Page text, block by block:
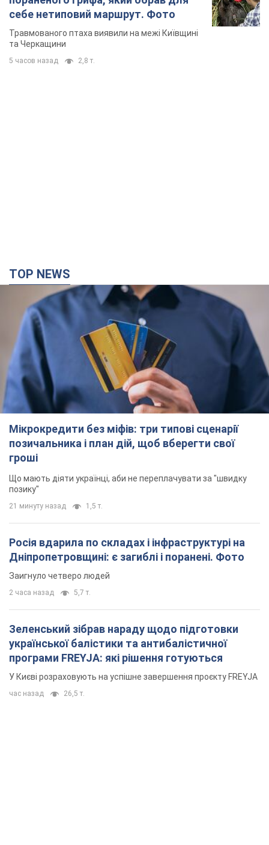
себе нетиповий маршрут. Фото
Травмованого птаха виявили на межі Київщині
та Черкащини
5 часов назад 2,8 т.
TOP NEWS
Мікрокредити без міфів: три типові сценарії
позичальника і план дій, щоб вберегти свої
гроші
Що мають діяти українці, аби не переплачувати за "швидку
позику"
21 минуту назад 1,5 т.
Росія вдарила по складах і інфраструктурі на
Дніпропетровщині: є загиблі і поранені. Фото
Заигнуло четверо людей
2 часа назад 5,7 т.
Зеленський зібрав нараду щодо підготовки
української балістики та антибалістичної
програми FREYJA: які рішення готуються
У Києві розраховують на успішне завершення проєкту FREYJA
час назад 26,5 т.